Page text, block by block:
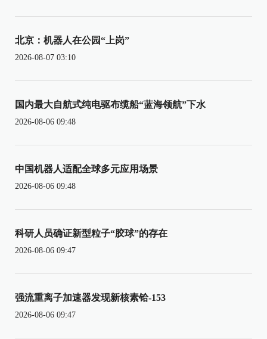
北京：机器人在公园“上岗”
2026-08-07 03:10
国内最大自航式纯电驱布缆船“蓝海领航”下水
2026-08-06 09:48
中国机器人适配全球多元应用场景
2026-08-06 09:48
科研人员确证新型粒子“胶球”的存在
2026-08-06 09:47
强流重离子加速器发现新核素铪-153
2026-08-06 09:47